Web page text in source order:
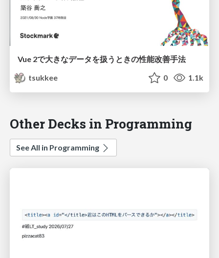
Vue 2で大きなデータを扱うときの性能改善手法
tsukkee
0 1.1k
Other Decks in Programming
See All in Programming